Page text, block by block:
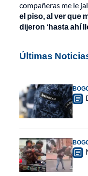
compañeras me le
el piso, al ver que
dijeron ‘hasta ahí
Últimas